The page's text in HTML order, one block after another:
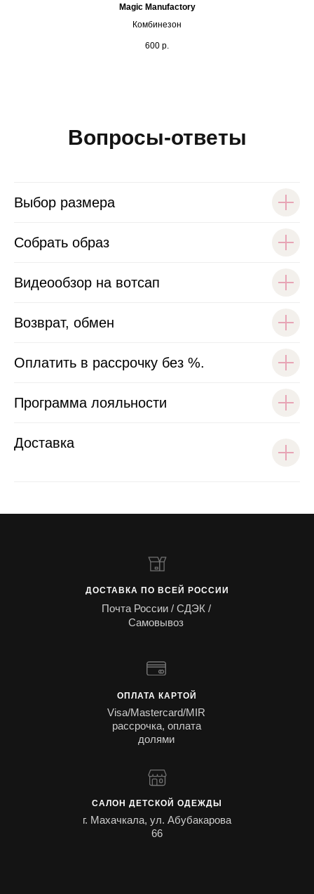
Magic Manufactory
Комбинезон
600 р.
Вопросы-ответы
Выбор размера
Собрать образ
Видеообзор на вотсап
Возврат, обмен
Оплатить в рассрочку без %.
Программа лояльности
Доставка
ОПЛАТА КАРТОЙ
Visa/Mastercard/MIR
рассрочка, оплата
долями
ДОСТАВКА ПО ВСЕЙ РОССИИ
Почта России / СДЭК /
Самовывоз
САЛОН ДЕТСКОЙ ОДЕЖДЫ
г. Махачкала, ул. Абубакарова
66